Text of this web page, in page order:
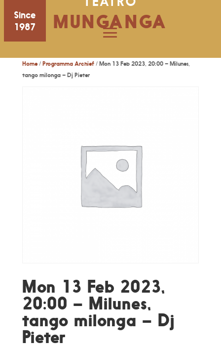
Since
1987
MUNGANGA
Home/ Programma Archief/ Mon 13 Feb 2023, 20:00 – Milunes,
tango milonga – Dj Pieter
Mon 13 Feb 2023,
20:00 – Milunes,
tango milonga – Dj
Pieter